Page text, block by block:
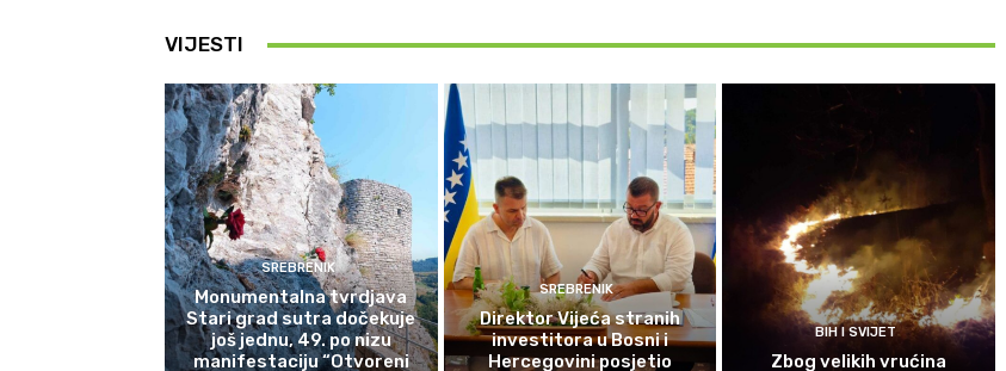
VIJESTI
SREBRENIK
Monumentalna tvrdjava
Stari grad sutra dočekuje
još jednu, 49. po nizu
manifestaciju “Otvoreni
SREBRENIK
Direktor Vijeća stranih
investitora u Bosni i
Hercegovini posjetio
BIH I SVIJET
Zbog velikih vrućina